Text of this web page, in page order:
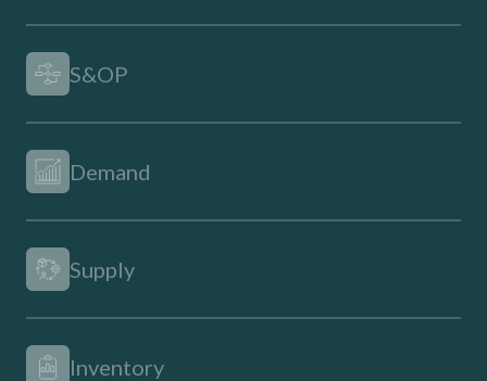
S&OP
Demand
Supply
Inventory